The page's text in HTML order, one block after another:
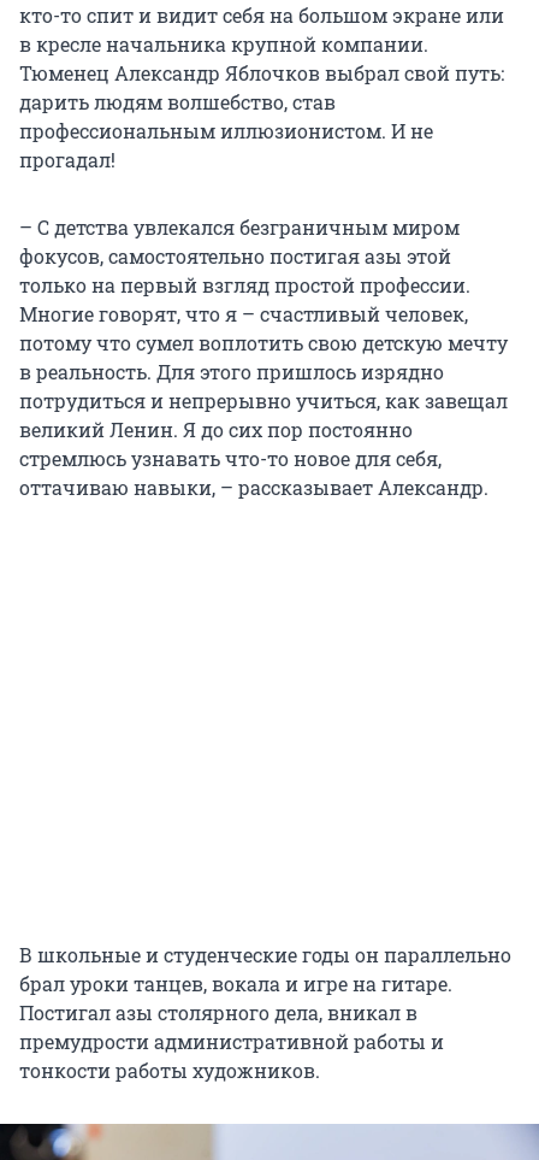
кто-то спит и видит себя на большом экране или
в кресле начальника крупной компании.
Тюменец Александр Яблочков выбрал свой путь:
дарить людям волшебство, став
профессиональным иллюзионистом. И не
прогадал!
– С детства увлекался безграничным миром
фокусов, самостоятельно постигая азы этой
только на первый взгляд простой профессии.
Многие говорят, что я – счастливый человек,
потому что сумел воплотить свою детскую мечту
в реальность. Для этого пришлось изрядно
потрудиться и непрерывно учиться, как завещал
великий Ленин. Я до сих пор постоянно
стремлюсь узнавать что-то новое для себя,
оттачиваю навыки, – рассказывает Александр.
В школьные и студенческие годы он параллельно
брал уроки танцев, вокала и игре на гитаре.
Постигал азы столярного дела, вникал в
премудрости административной работы и
тонкости работы художников.